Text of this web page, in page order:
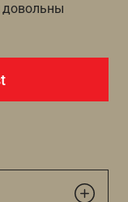
довольны